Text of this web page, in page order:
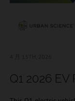
Q1 2026